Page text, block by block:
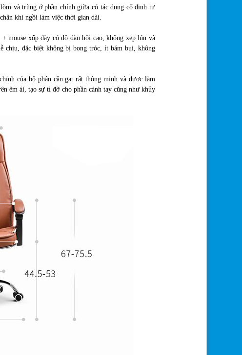
và trũng ở phần chính giữa có tác dụng cố định tư
khi ngồi làm việc thời gian dài.
mouse xốp dày có độ đàn hồi cao, không xẹp lún và
chịu, đặc biệt không bị bong tróc, ít bám bụi, không
của bộ phận cần gạt rất thông minh và được làm
êm ái, tạo sự tì đỡ cho phần cánh tay cũng như khủy